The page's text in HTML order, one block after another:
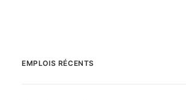
EMPLOIS RÉCENTS